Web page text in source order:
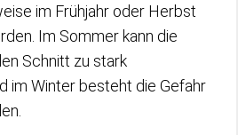
im Frühjahr oder Herbst
Im Sommer kann die
Schnitt zu stark
im Winter besteht die Gefahr